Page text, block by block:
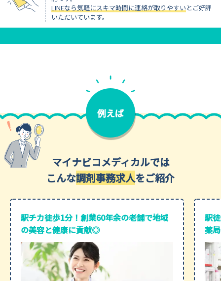
LINEなら気軽にスキマ時間に連絡が取りやすい とご好評
いただいています。
例えば
マイナビコメディカルでは
こんな調剤事務求人をご紹介
駅チカ徒歩1分！創業60年余の老舗で地域
の美容と健康に貢献◎
駅
薬